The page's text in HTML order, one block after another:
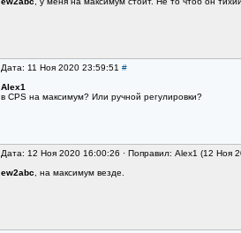
Дата: 11 Ноя 2020 23:59:51 #
Alex1
в CPS на максимум? Или ручной регулировки?
Дата: 12 Ноя 2020 16:00:26 · Поправил: Alex1 (12 Ноя
ew2abc , на максимум везде.